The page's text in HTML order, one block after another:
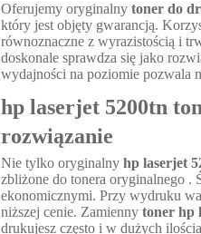
Oferujemy oryginalny toner do
który jest objęty gwarancją.
równoznaczne z wyrazistością i
doskonale sprawdza się jako
wydajności na poziomie pozwala
hp laserjet 5200tn
rozwiązanie
Nie tylko oryginalny hp laserjet
zbliżone do tonera oryginalnego .
ekonomicznymi. Przy wydruku
niższej cenie. Zamienny toner hp
drukujesz często i w dużych